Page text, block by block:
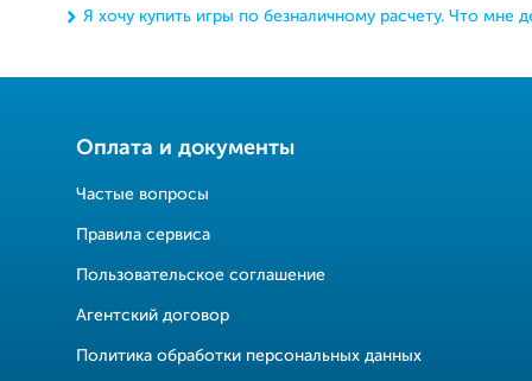
Я хочу купить игры по безналичному расчету. Что мне
Оплата и документы
Частые вопросы
Правила сервиса
Пользовательское соглашение
Агентский договор
Политика обработки персональных данных